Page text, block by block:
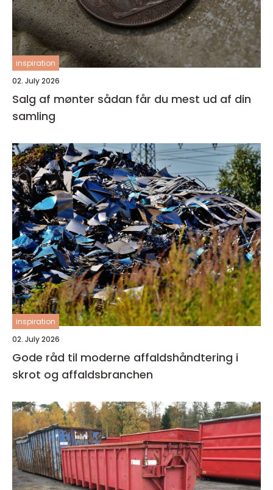
inspiration
02. July 2026
Salg af mønter sådan får du mest ud af din
samling
inspiration
02. July 2026
Gode råd til moderne affaldshåndtering i
skrot og affaldsbranchen